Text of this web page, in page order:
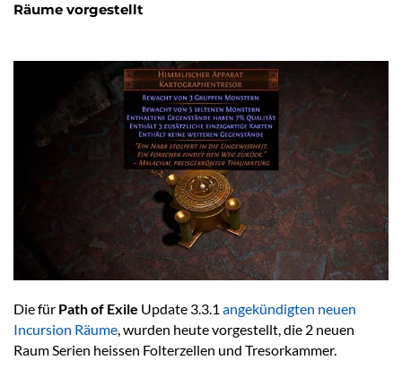
Räume vorgestellt
Die für Path of Exile Update 3.3.1 angekündigten neuen
Incursion Räume, wurden heute vorgestellt, die 2 neuen
Raum Serien heissen Folterzellen und Tresorkammer.